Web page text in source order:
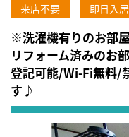
来店不要 即日入
※洗濯機有りのお部
リフォーム済みのお
登記可能/Wi-Fi無料/
す♪